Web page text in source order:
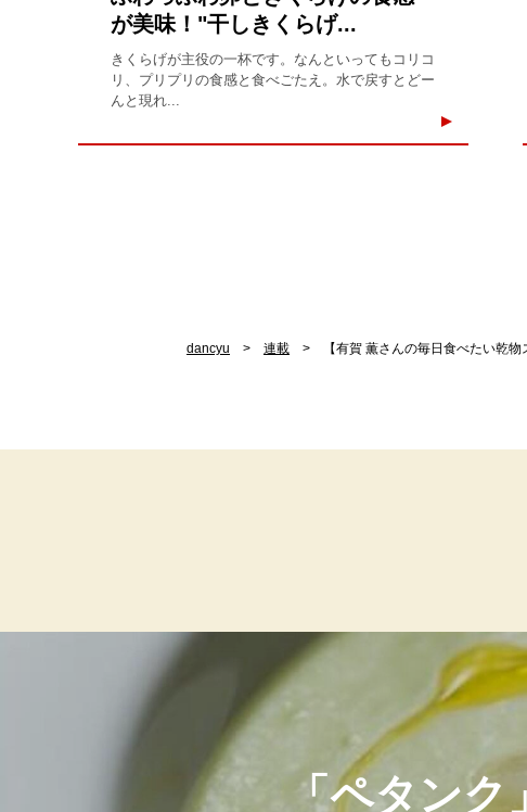
が美味！"干しきくらげ...
きくらげが主役の一杯です。なんといってもコリコ
リ、プリプリの食感と食べごたえ。水で戻すとどー
んと現れ...
dancyu 連載 【有賀 薫さんの毎日食べたい乾物
「ペタン